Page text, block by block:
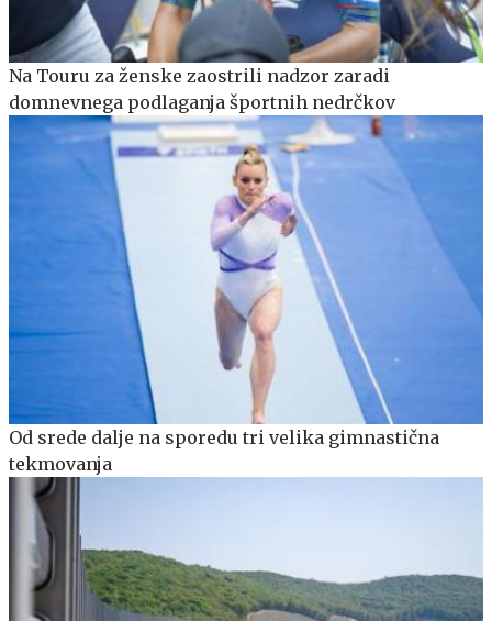
Na Touru za ženske zaostrili nadzor zaradi
domnevnega podlaganja športnih nedrčkov
Od srede dalje na sporedu tri velika gimnastična
tekmovanja